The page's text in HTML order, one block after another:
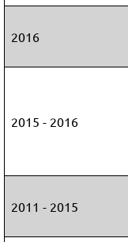
2016
2015 - 2016
2011 - 2015